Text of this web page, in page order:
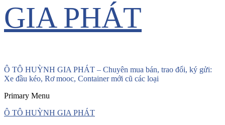
GIA PHÁT
Ô TÔ HUỲNH GIA PHÁT – Chuyên mua bán, trao đổi, ký gửi:
Xe đầu kéo, Rơ mooc, Container mới cũ các loại
Primary Menu
Ô TÔ HUỲNH GIA PHÁT